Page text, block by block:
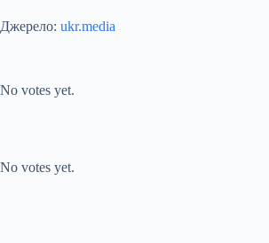
Джерело: ukr.media
No votes yet.
No votes yet.